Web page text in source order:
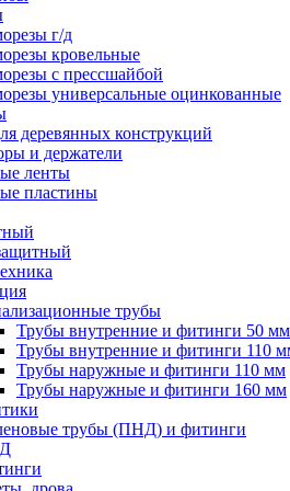
г/д
кровельные
с прессшайбой
универсальные оцинкованные
деревянных конструкций
и держатели
ленты
пластины
трубы
Трубы внутренние и фитинги 50 мм
Трубы внутренние и фитинги 110
Трубы наружные и фитинги 110 мм
Трубы наружные и фитинги 160 мм
трубы (ПНД) и фитинги